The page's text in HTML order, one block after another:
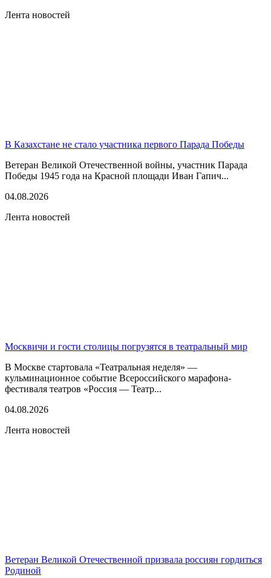
Лента новостей
В Казахстане не стало участника первого Парада Победы
Ветеран Великой Отечественной войны, участник Парада
Победы 1945 года на Красной площади Иван Гапич...
04.08.2026
Лента новостей
Москвичи и гости столицы погрузятся в театральный мир
В Москве стартовала «Театральная неделя» —
кульминационное событие Всероссийского марафона-
фестиваля театров «Россия — Театр...
04.08.2026
Лента новостей
Ветеран Великой Отечественной призвала россиян гордиться
Родиной